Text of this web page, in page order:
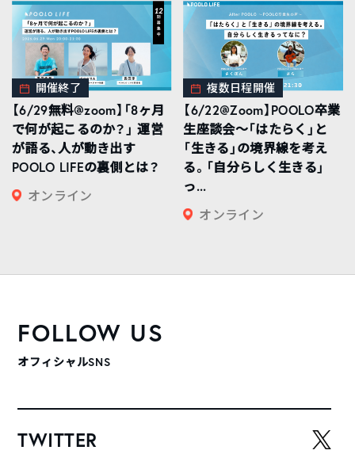
開催終了
【6/29無料@zoom】「8ヶ月
で何が起こるのか？」 運営
が語る、人が動き出す
POOLO LIFEの裏側とは？
オンライン
複数日程開催
【6/22@Zoom】POOLO卒業
生座談会〜「はたらく」と
「生きる」の境界線を考え
る。「自分らしく生きる」
っ...
オンライン
FOLLOW US
オフィシャルSNS
TWITTER